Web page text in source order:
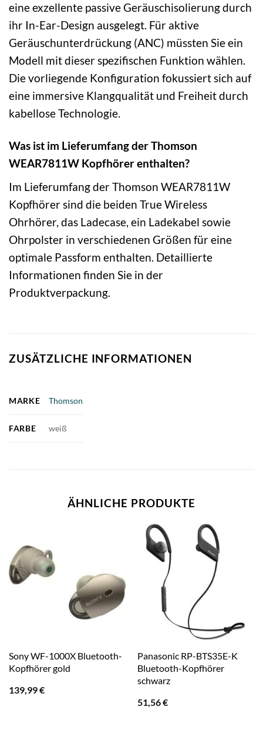
eine exzellente passive Geräuschisolierung durch
ihr In-Ear-Design ausgelegt. Für aktive
Geräuschunterdrückung (ANC) müssten Sie ein
Modell mit dieser spezifischen Funktion wählen.
Die vorliegende Konfiguration fokussiert sich auf
eine immersive Klangqualität und Freiheit durch
kabellose Technologie.
Was ist im Lieferumfang der Thomson
WEAR7811W Kopfhörer enthalten?
Im Lieferumfang der Thomson WEAR7811W
Kopfhörer sind die beiden True Wireless
Ohrhörer, das Ladecase, ein Ladekabel sowie
Ohrpolster in verschiedenen Größen für eine
optimale Passform enthalten. Detaillierte
Informationen finden Sie in der
Produktverpackung.
ZUSÄTZLICHE INFORMATIONEN
MARKE Thomson
FARBE weiß
ÄHNLICHE PRODUKTE
Sony WF-1000X Bluetooth-
Kopfhörer gold
139,99€
Panasonic RP-BTS35E-K
Bluetooth-Kopfhörer
schwarz
51,56€